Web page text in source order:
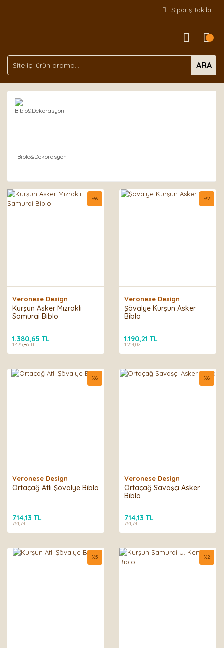
Sipariş Takibi
ARA
Biblo&Dekorasyon
Veronese Design
Kurşun Asker Mızraklı
Samurai Biblo
%6
1.380,65 TL
1.475,86 TL
Veronese Design
Şövalye Kurşun Asker
Biblo
%2
1.190,21 TL
1.214,02 TL
Veronese Design
Ortaçağ Atlı Şövalye Biblo
%6
714,13 TL
761,74 TL
Veronese Design
Ortaçağ Savaşçı Asker
Biblo
%6
714,13 TL
761,74 TL
%5 %2